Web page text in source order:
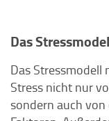
Das
Das Stressmodell
Stress nicht nur
sondern auch